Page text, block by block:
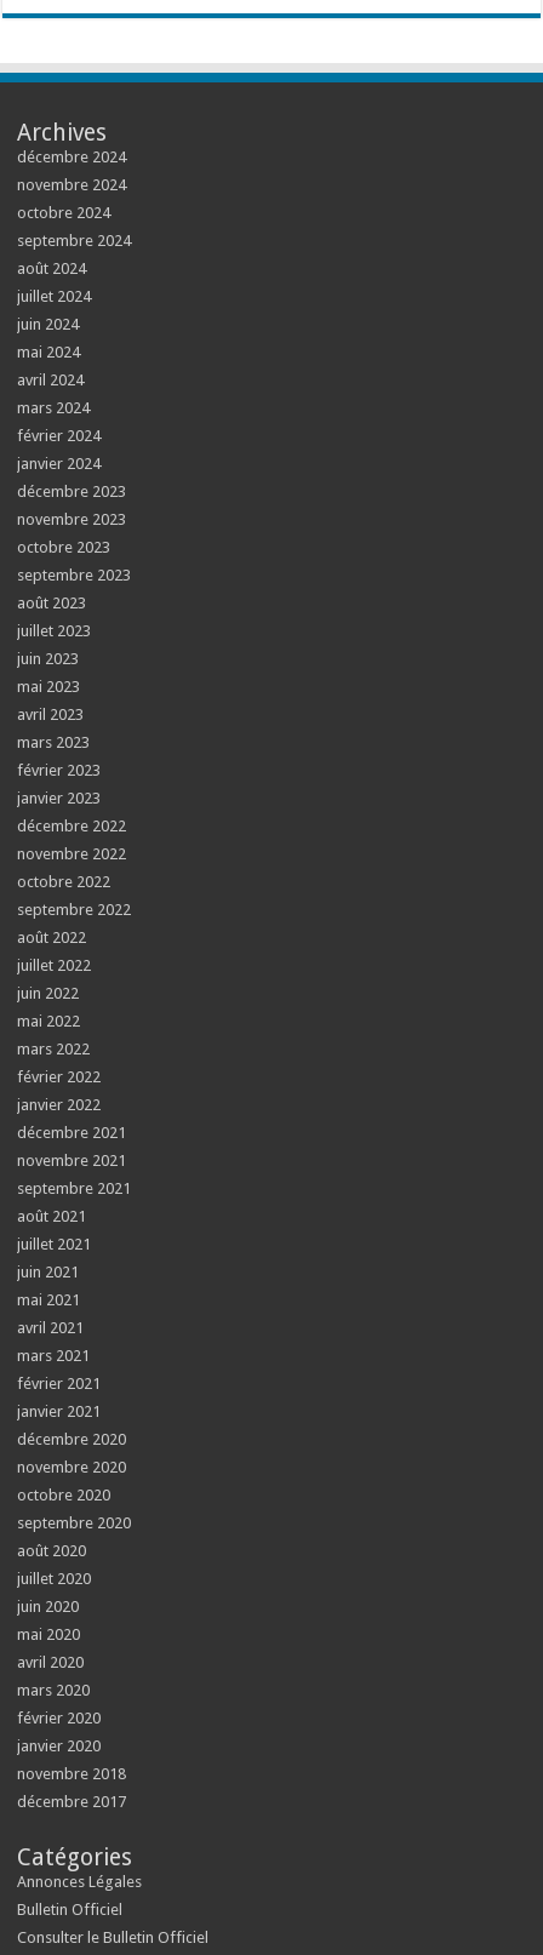
Archives
décembre 2024
novembre 2024
octobre 2024
septembre 2024
août 2024
juillet 2024
juin 2024
mai 2024
avril 2024
mars 2024
février 2024
janvier 2024
décembre 2023
novembre 2023
octobre 2023
septembre 2023
août 2023
juillet 2023
juin 2023
mai 2023
avril 2023
mars 2023
février 2023
janvier 2023
décembre 2022
novembre 2022
octobre 2022
septembre 2022
août 2022
juillet 2022
juin 2022
mai 2022
mars 2022
février 2022
janvier 2022
décembre 2021
novembre 2021
septembre 2021
août 2021
juillet 2021
juin 2021
mai 2021
avril 2021
mars 2021
février 2021
janvier 2021
décembre 2020
novembre 2020
octobre 2020
septembre 2020
août 2020
juillet 2020
juin 2020
mai 2020
avril 2020
mars 2020
février 2020
janvier 2020
novembre 2018
décembre 2017
Catégories
Annonces Légales
Bulletin Officiel
Consulter le Bulletin Officiel